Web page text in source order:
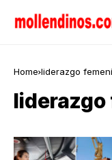
Home liderazgo
liderazgo